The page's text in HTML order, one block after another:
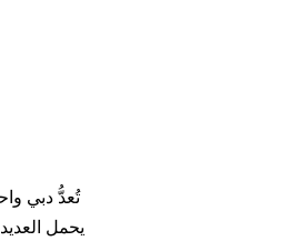
تُعدُّ دبي
يحمل